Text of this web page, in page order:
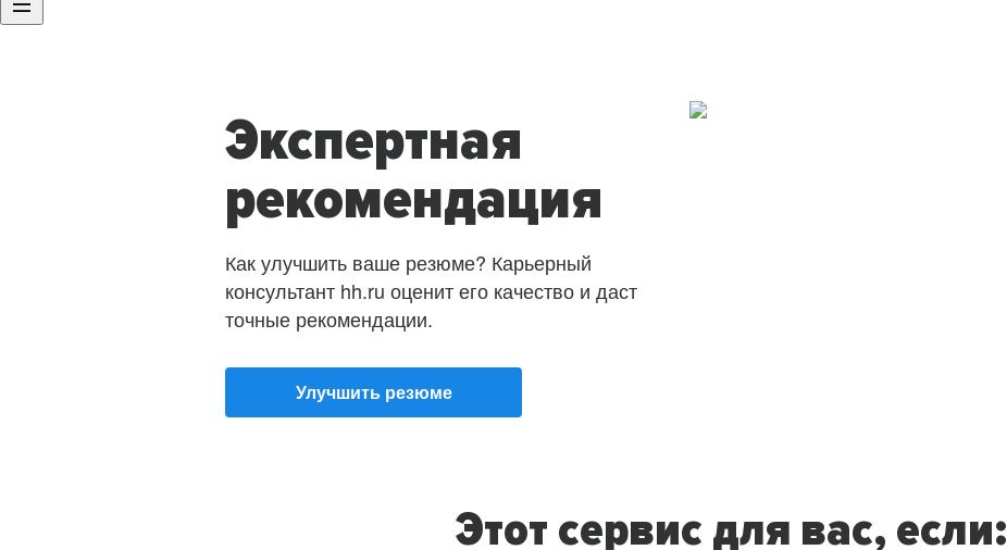
Экспертная
рекомендация
Как улучшить ваше резюме? Карьерный
консультант hh.ru оценит его качество и даст
точные рекомендации.
Улучшить резюме
Этот сервис для вас, если: